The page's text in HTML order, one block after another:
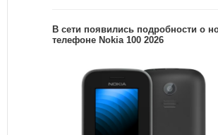
В сети появились подробности о
телефоне Nokia 100 2026